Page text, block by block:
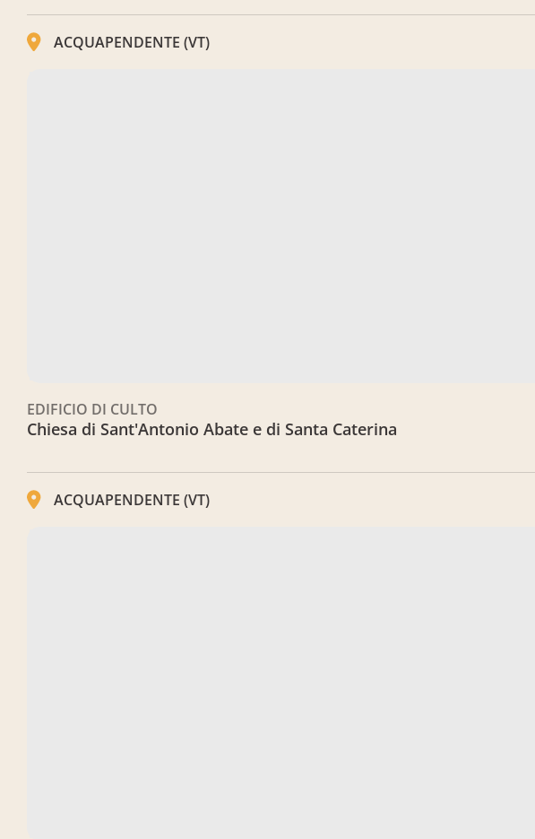
ACQUAPENDENTE (VT)
Chiesa di Sant'Antonio Abate e di Santa Caterina
EDIFICIO DI CULTO
ACQUAPENDENTE (VT)